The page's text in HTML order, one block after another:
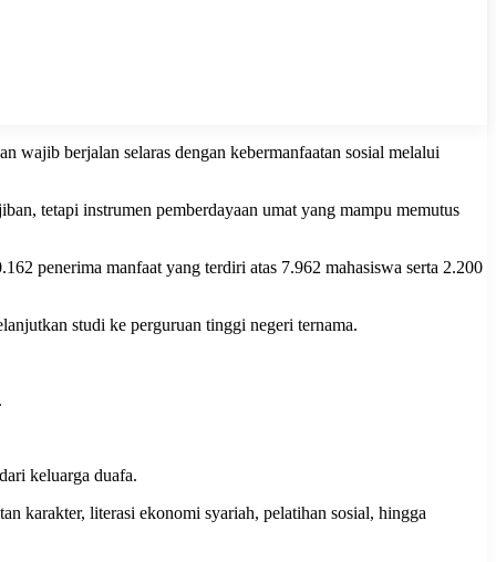
wajib berjalan selaras dengan kebermanfaatan sosial melalui
tetapi instrumen pemberdayaan umat yang mampu memutus
penerima manfaat yang terdiri atas 7.962 mahasiswa serta 2.200
studi ke perguruan tinggi negeri ternama.
keluarga duafa.
karakter, literasi ekonomi syariah, pelatihan sosial, hingga